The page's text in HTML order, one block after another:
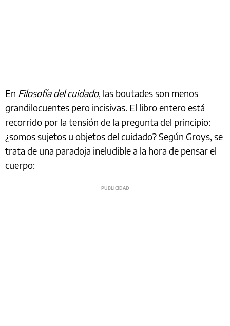
En Filosofía del cuidado, las boutades son menos
grandilocuentes pero incisivas. El libro entero está
recorrido por la tensión de la pregunta del principio:
¿somos sujetos u objetos del cuidado? Según Groys, se
trata de una paradoja ineludible a la hora de pensar el
cuerpo: